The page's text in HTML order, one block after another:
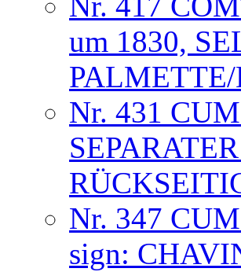
um 1830,
Nr. 431
Nr. 347
sign: